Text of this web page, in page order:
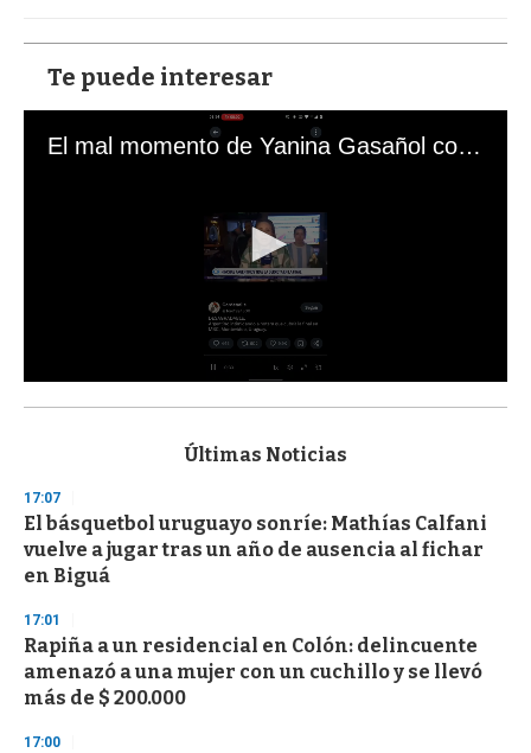
Te puede interesar
El mal momento de Yanina Gasañol con un hincha argentino en "Subrayado"
s
d
s
o
f
3
s
e
c
o
n
Últimas Noticias
17:07
El básquetbol uruguayo sonríe: Mathías Calfani
vuelve a jugar tras un año de ausencia al fichar
en Biguá
17:01
Rapiña a un residencial en Colón: delincuente
amenazó a una mujer con un cuchillo y se llevó
más de $ 200.000
17:00